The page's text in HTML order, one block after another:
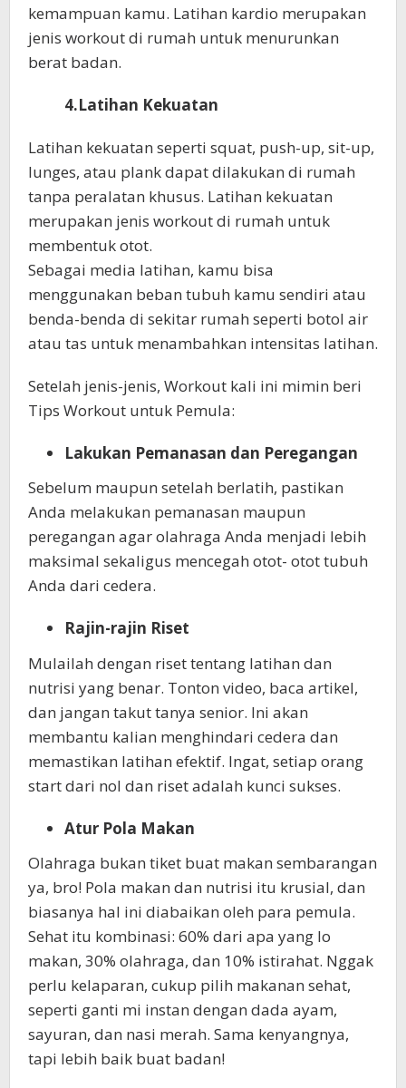
kemampuan kamu. Latihan kardio merupakan
jenis workout di rumah untuk menurunkan
berat badan.
4.Latihan Kekuatan
Latihan kekuatan seperti squat, push-up, sit-up,
lunges, atau plank dapat dilakukan di rumah
tanpa peralatan khusus. Latihan kekuatan
merupakan jenis workout di rumah untuk
membentuk otot.
Sebagai media latihan, kamu bisa
menggunakan beban tubuh kamu sendiri atau
benda-benda di sekitar rumah seperti botol air
atau tas untuk menambahkan intensitas latihan.
Setelah jenis-jenis, Workout kali ini mimin beri
Tips Workout untuk Pemula:
Lakukan Pemanasan dan Peregangan
Sebelum maupun setelah berlatih, pastikan
Anda melakukan pemanasan maupun
peregangan agar olahraga Anda menjadi lebih
maksimal sekaligus mencegah otot- otot tubuh
Anda dari cedera.
Rajin-rajin Riset
Mulailah dengan riset tentang latihan dan
nutrisi yang benar. Tonton video, baca artikel,
dan jangan takut tanya senior. Ini akan
membantu kalian menghindari cedera dan
memastikan latihan efektif. Ingat, setiap orang
start dari nol dan riset adalah kunci sukses.
Atur Pola Makan
Olahraga bukan tiket buat makan sembarangan
ya, bro! Pola makan dan nutrisi itu krusial, dan
biasanya hal ini diabaikan oleh para pemula.
Sehat itu kombinasi: 60% dari apa yang lo
makan, 30% olahraga, dan 10% istirahat. Nggak
perlu kelaparan, cukup pilih makanan sehat,
seperti ganti mi instan dengan dada ayam,
sayuran, dan nasi merah. Sama kenyangnya,
tapi lebih baik buat badan!